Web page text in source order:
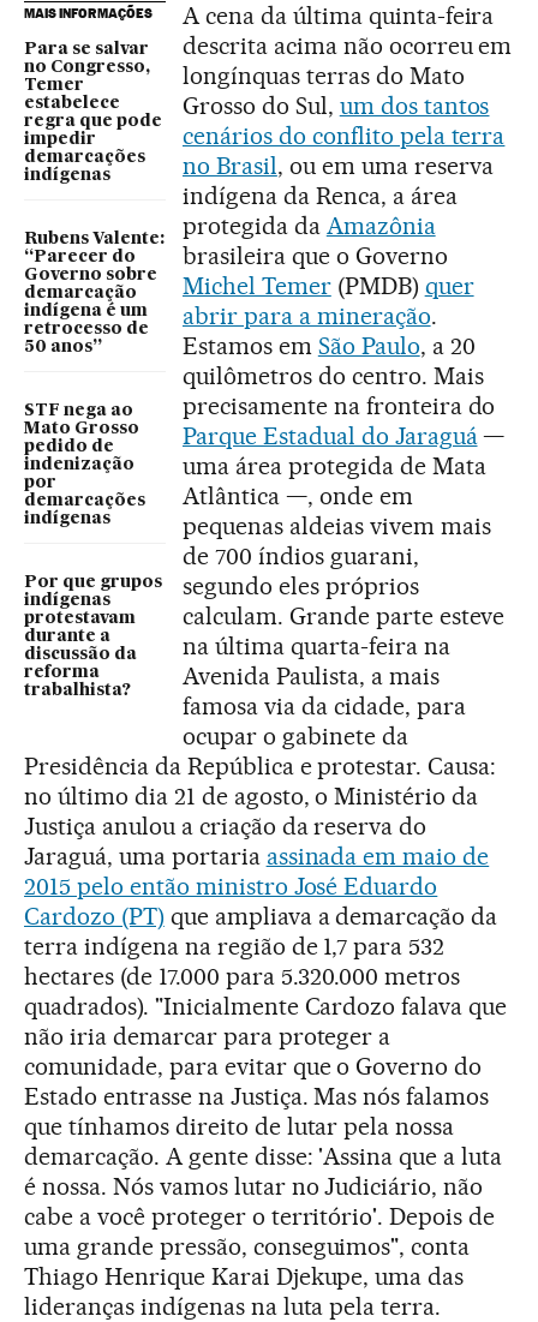
MAIS INFORMAÇÕES
Para se salvar
no Congresso,
Temer
estabelece
regra que pode
impedir
demarcações
indígenas
Rubens Valente:
“Parecer do
Governo sobre
demarcação
indígena é um
retrocesso de
50 anos”
STF nega ao
Mato Grosso
pedido de
indenização
por
demarcações
indígenas
Por que grupos
indígenas
protestavam
durante a
discussão da
reforma
trabalhista?
A cena da última quinta-feira
descrita acima não ocorreu em
longínquas terras do Mato
Grosso do Sul, um dos tantos
cenários do conflito pela terra
no Brasil, ou em uma reserva
indígena da Renca, a área
protegida da Amazônia
brasileira que o Governo
Michel Temer(PMDB) quer
abrir para a mineração.
Estamos em São Paulo, a 20
quilômetros do centro. Mais
precisamente na fronteira do
Parque Estadual do Jaraguá—
uma área protegida de Mata
Atlântica —, onde em
pequenas aldeias vivem mais
de 700 índios guarani,
segundo eles próprios
calculam. Grande parte esteve
na última quarta-feira na
Avenida Paulista, a mais
famosa via da cidade, para
ocupar o gabinete da
Presidência da República e protestar. Causa:
no último dia 21 de agosto, o Ministério da
Justiça anulou a criação da reserva do
Jaraguá, uma portaria assinada em maio de
2015 pelo então ministro José Eduardo
Cardozo (PT) que ampliava a demarcação da
terra indígena na região de 1,7 para 532
hectares (de 17.000 para 5.320.000 metros
quadrados). "Inicialmente Cardozo falava que
não iria demarcar para proteger a
comunidade, para evitar que o Governo do
Estado entrasse na Justiça. Mas nós falamos
que tínhamos direito de lutar pela nossa
demarcação. A gente disse: 'Assina que a luta
é nossa. Nós vamos lutar no Judiciário, não
cabe a você proteger o território'. Depois de
uma grande pressão, conseguimos", conta
Thiago Henrique Karai Djekupe, uma das
lideranças indígenas na luta pela terra.